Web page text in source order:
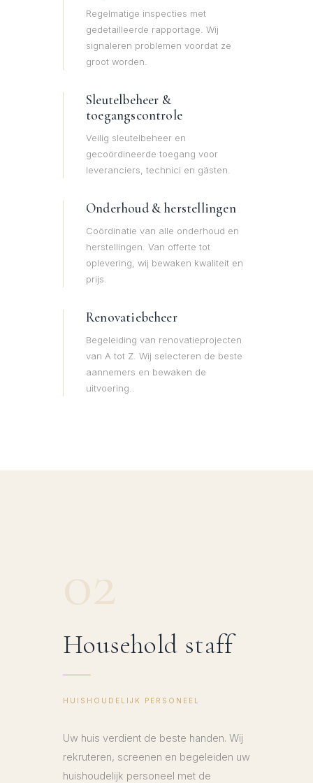
Regelmatige inspecties met
gedetailleerde rapportage. Wij
signaleren problemen voordat ze
groot worden.
Sleutelbeheer &
toegangscontrole
Veilig sleutelbeheer en
gecoördineerde toegang voor
leveranciers, technici en gästen.
Onderhoud & herstellingen
Coördinatie van alle onderhoud en
herstellingen. Van offerte tot
oplevering, wij bewaken kwaliteit en
prijs.
Renovatiebeheer
Begeleiding van renovatieprojecten
van A tot Z. Wij selecteren de beste
aannemers en bewaken de
uitvoering..
02
Household staff
HUISHOUDELIJK PERSONEEL
Uw huis verdient de beste handen. Wij
rekruteren, screenen en begeleiden uw
huishoudelijk personeel met de